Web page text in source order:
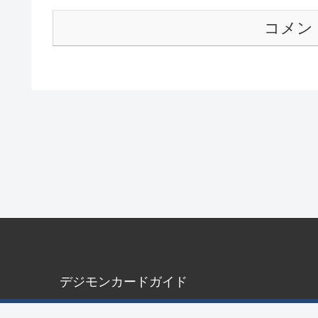
コメン
デジモンカードガイド